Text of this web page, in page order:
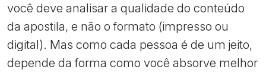
você deve analisar a qualidade do conteúdo
da apostila, e não o formato (impresso ou
digital). Mas como cada pessoa é de um jeito,
depende da forma como você absorve melhor